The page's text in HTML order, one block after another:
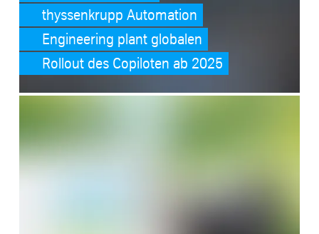
thyssenkrupp Automation
Engineering plant globalen
Rollout des Copiloten ab 2025